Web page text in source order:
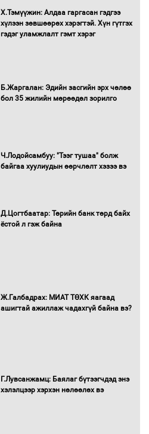
Санхүүгийн хэмнэлтийн горимд эрүүл
мэндийн салбар хамаарахгүй
Нөөцийн махны худалдаа,
борлуулалтыг нээлттэй ил тод
Монгол Улс “COP17”-д “Тал хээрийн
төлөвлөгөө”-гөө танилцуулна
16 төрлийн эмийг нэг эх үүсвэрээс
Бүх шатанд хэмнэлтийн горимд
шилжиж, найр наадам, зөвлөгөөн,
Х.Тэмүүжин: Алдаа гаргасан гэдгээ
хүлээн зөвшөөрөх хэрэгтэй. Хүн гүтгэх
гэдэг уламжлалт гэмт хэрэг
Б.Жаргалан: Эдийн засгийн эрх чөлөө
бол 35 жилийн мөрөөдөл зорилго
Ч.Лодойсамбуу: "Тээг тушаа" болж
байгаа хуулиудын өөрчлөлт хэзээ вэ
Д.Цогтбаатар: Төрийн банк төрд байх
ёстой л гэж байна
Ж.Галбадрах: МИАТ ТӨХК яагаад
ашигтай ажиллаж чадахгүй байна вэ?
Г.Лувсанжамц: Баялаг бүтээгчдэд энэ
хэлэлцээр хэрхэн нөлөөлөх вэ